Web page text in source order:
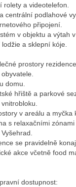
rolety a videotelefon.
centrální podlahové
připojení.
v objektu a výtah
a sklepní kóje.
prostory
domu.
hřiště a parkové
v areálu a myčka
s relaxačními zónami
se pravidelně
akce včetně food
dostupnost: